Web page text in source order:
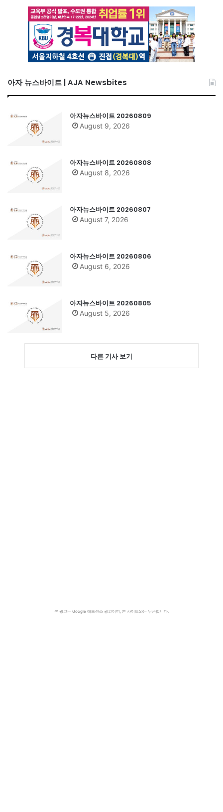
아자 뉴스바이트 | AJA Newsbites
아자뉴스바이트 20260809
August 9, 2026
아자뉴스바이트 20260808
August 8, 2026
아자뉴스바이트 20260807
August 7, 2026
아자뉴스바이트 20260806
August 6, 2026
아자뉴스바이트 20260805
August 5, 2026
다른 기사 보기
본 광고는 Google 애드센스 광고이며, 본 사이트와는 무관합니다.